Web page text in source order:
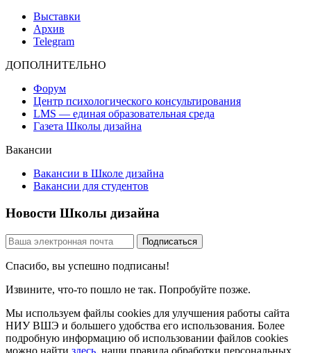
Выставки
Архив
Telegram
ДОПОЛНИТЕЛЬНО
Форум
Центр психологического консультирования
LMS — единая образовательная среда
Газета Школы дизайна
Вакансии
Вакансии в Школе дизайна
Вакансии для студентов
Новости Школы дизайна
Спасибо, вы успешно подписаны!
Извините, что-то пошло не так. Попробуйте позже.
Мы используем файлы cookies для улучшения работы сайта
НИУ ВШЭ и большего удобства его использования. Более
подробную информацию об использовании файлов cookies
можно найти здесь, наши правила обработки персональных